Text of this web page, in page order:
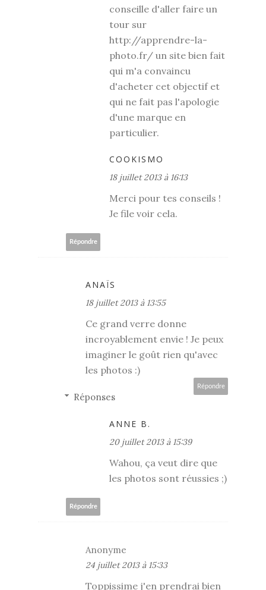
conseille d'aller faire un
tour sur
http://apprendre-la-
photo.fr/ un site bien fait
qui m'a convaincu
d'acheter cet objectif et
qui ne fait pas l'apologie
d'une marque en
particulier.
COOKISMO
18 juillet 2013 à 16:13
Merci pour tes conseils !
Je file voir cela.
Répondre
ANAÏS
18 juillet 2013 à 13:55
Ce grand verre donne
incroyablement envie ! Je peux
imaginer le goût rien qu'avec
les photos :)
Répondre
Réponses
ANNE B.
20 juillet 2013 à 15:39
Wahou, ça veut dire que
les photos sont réussies ;)
Répondre
Anonyme
24 juillet 2013 à 15:33
Toppissime j'en prendrai bien